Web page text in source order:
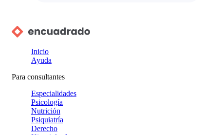
Inicio
Ayuda
Para consultantes
Especialidades
Psicología
Nutrición
Psiquiatría
Derecho